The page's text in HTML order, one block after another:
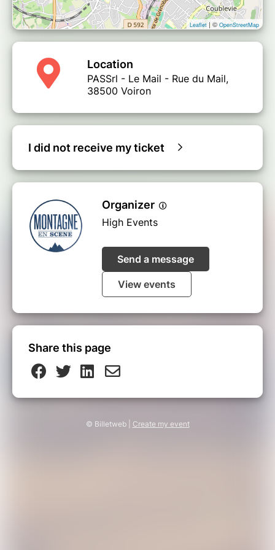
Leaflet | © OpenStreetMap
Location
PASSrl - Le Mail - Rue du Mail,
38500 Voiron
I did not receive my ticket
Organizer
High Events
Send a message
View events
Share this page
© Billetweb | Create my event